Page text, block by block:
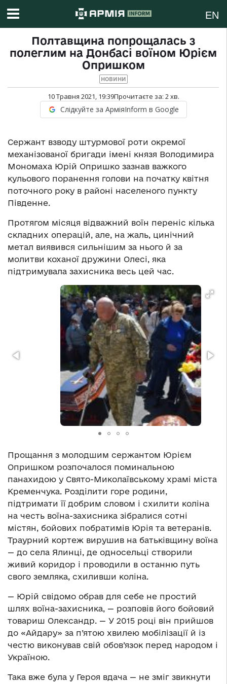
EN
Полтавщина попрощалась з
полеглим на Донбасі воїном Юрієм
Опришком
НОВИНИ
10 Травня 2021, 19:39Прочитаєте за: 2хв.
Слідкуйте за АрміяInform в Google
Сержант взводу штурмової роти окремої
механізованої бригади імені князя Володимира
Мономаха Юрій Опришко зазнав важкого
кульового поранення голови на початку квітня
поточного року в районі населеного пункту
Південне.
Протягом місяця відважний воїн переніс кілька
складних операцій, але, на жаль, цинічний
метал виявився сильнішим за нього й за
молитви коханої дружини Олесі, яка
підтримувала захисника весь цей час.
Прощання з молодшим сержантом Юрієм
Опришком розпочалося поминальною
панахидою у Свято-Миколаївському храмі міста
Кременчука. Розділити горе родини,
підтримати її добрим словом і схилити коліна
на честь воїна-захисника зібралися сотні
містян, бойових побратимів Юрія та ветеранів.
Траурний кортеж вирушив на батьківщину воїна
— до села Ялинці, де односельці створили
живий коридор і проводили в останню путь
свого земляка, схиливши коліна.
— Юрій свідомо обрав для себе не простий
шлях воїна-захисника, — розповів його бойовий
товариш Олександр. — У 2015 році він прийшов
до «Айдару» за п’ятою хвилею мобілізації й із
честю виконував свій обов’язок перед народом і
Україною.
Така вже була у Героя вдача — не зміг звикнути